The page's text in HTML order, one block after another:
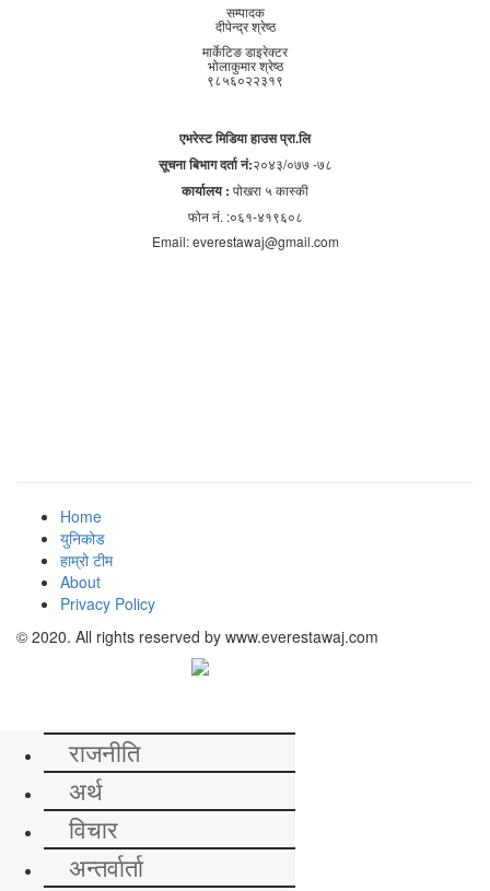
सम्पादक
दीपेन्द्र श्रेष्ठ
मार्केटिङ डाइरेक्टर
भोलाकुमार श्रेष्ठ
९८५६०२२३१९
एभरेस्ट मिडिया हाउस प्रा.लि
सूचना बिभाग दर्ता नं:२०४३/०७७ -७८
कार्यालय : पोखरा ५ कास्की
फोन नं. :०६१-४१९६०८
Email: everestawaj@gmail.com
Home
युनिकोड
हाम्रो टीम
About
Privacy Policy
© 2020. All rights reserved by www.everestawaj.com
राजनीति
अर्थ
विचार
अन्तर्वार्ता